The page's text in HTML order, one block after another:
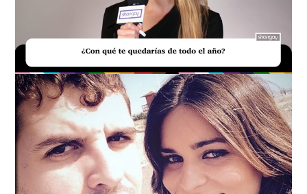
Unmute Loaded:
39.56%